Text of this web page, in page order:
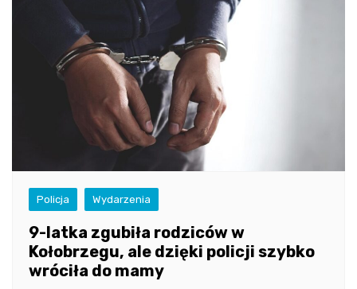
Policja Wydarzenia
9-latka zgubiła rodziców w
Kołobrzegu, ale dzięki policji szybko
wróciła do mamy